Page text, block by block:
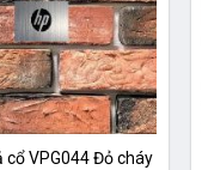
cổ VPG044 Đỏ cháy